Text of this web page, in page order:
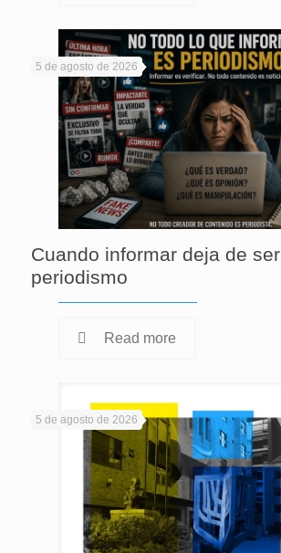
5 de agosto de 2026
Cuando informar deja de ser
periodismo
Read more
5 de agosto de 2026